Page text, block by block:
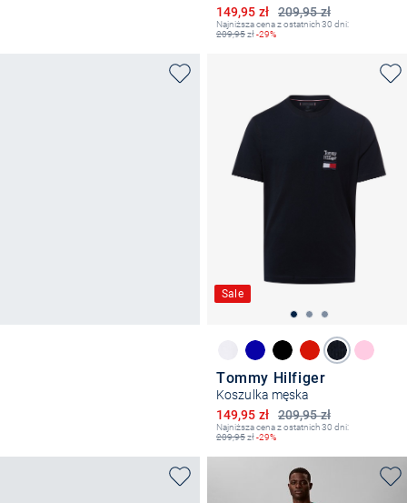
209,95 zł
Obniżona cena
149,95 zł
Najniższa cena z ostatnich 30 dni:
209,95zł-29%
Sale
Tommy Hilfiger
Koszulka męska
209,95 zł
Obniżona cena
149,95 zł
Najniższa cena z ostatnich 30 dni:
209,95zł-29%